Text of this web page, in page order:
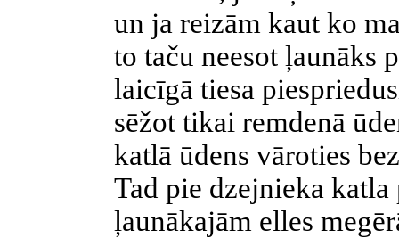
un ja reizām kaut ko
to taču neesot ļaunāks
laicīgā tiesa
sēžot tikai remdenā
katlā ūdens vāroties
Tad pie dzejnieka
ļaunākajām elles